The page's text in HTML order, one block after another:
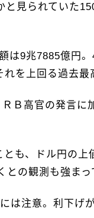
見られていた
は9兆7885億円
を上回る過去最
Ｂ高官の発言に
も、ドル円の
の観測も強まっ
は注意。利下げ